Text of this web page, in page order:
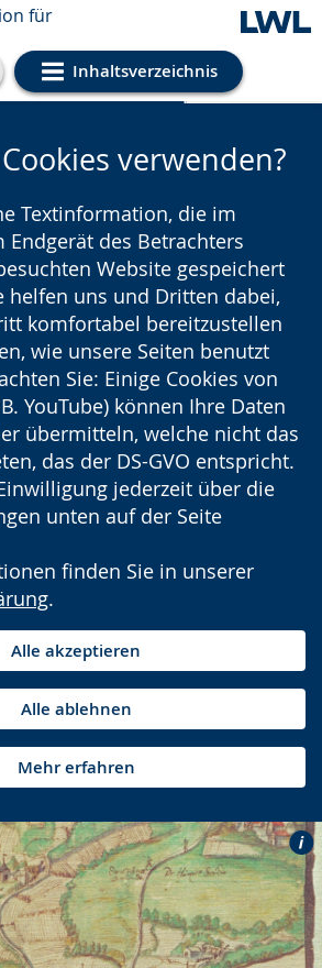
für
Inhaltsverzeichnis
Einstellungen
verwenden?
Textinformation, die im
Endgerät des Betrachters
Website gespeichert
helfen uns und Dritten dabei,
komfortabel bereitzustellen
wie unsere Seiten benutzt
Sie: Einige Cookies von
YouTube) können Ihre Daten
übermitteln, welche nicht das
das der DS-GVO entspricht.
jederzeit über die
unten auf der Seite
finden Sie in unserer
.
Alle akzeptieren
Alle ablehnen
Mehr erfahren